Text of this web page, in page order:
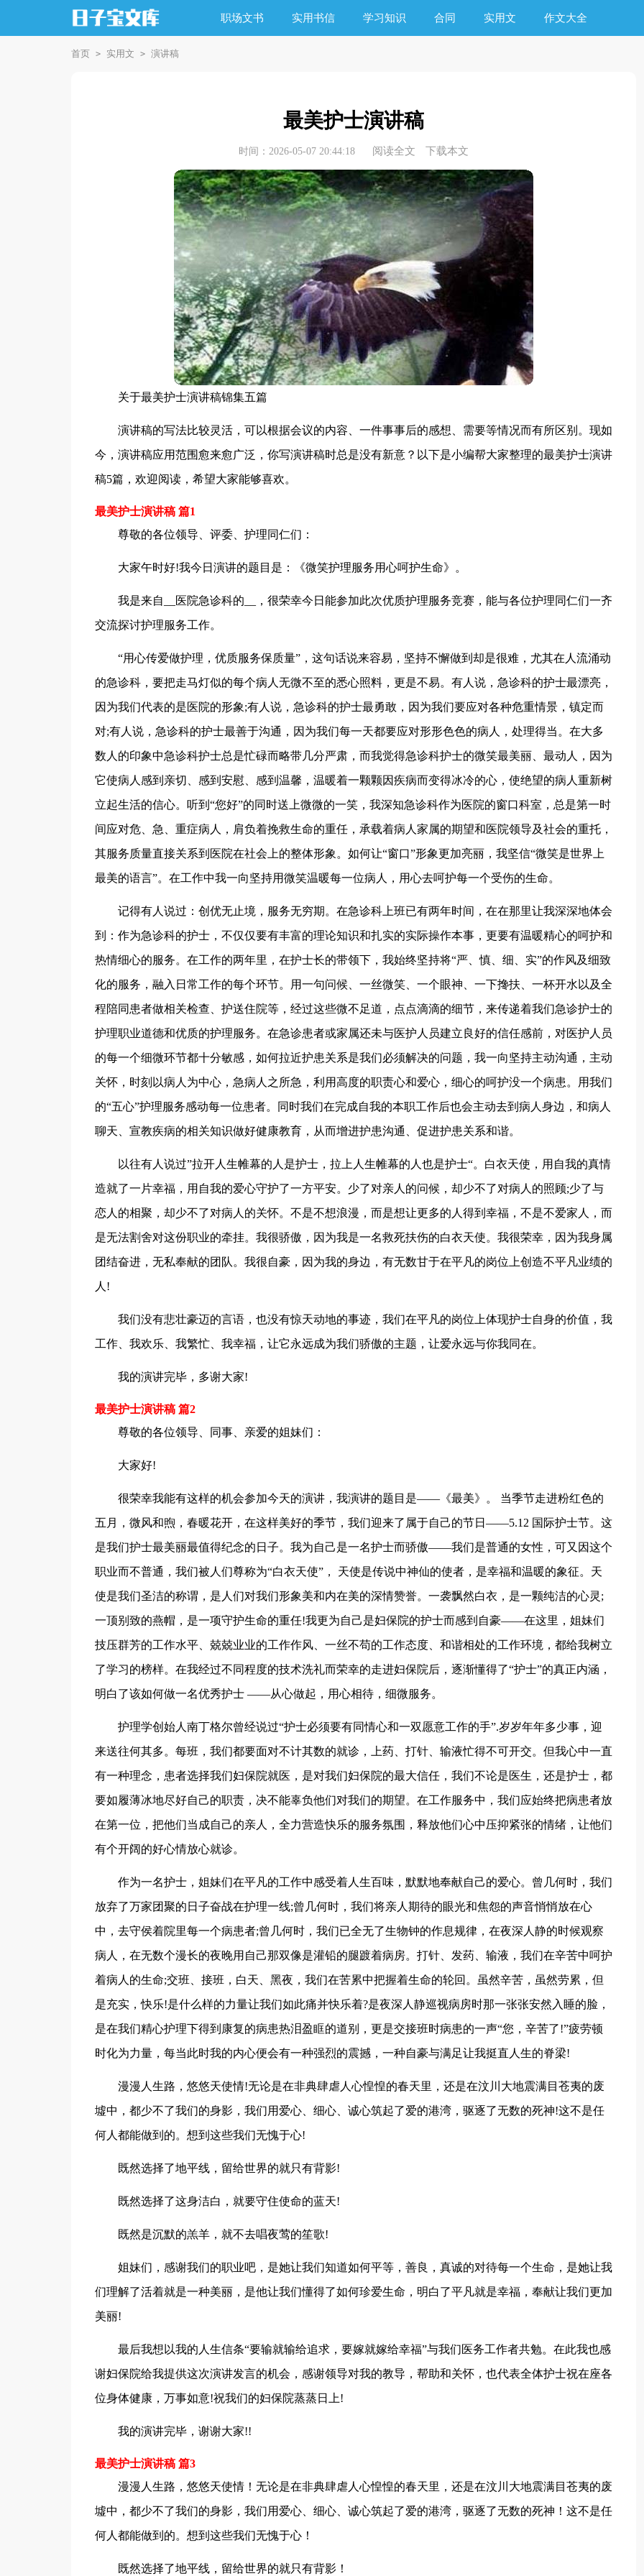
职场文书 实用书信 学习知识 合同 实用文 作文大全
首页 > 实用文 > 演讲稿
最美护士演讲稿
时间：2026-05-07 20:44:18 阅读全文 下载本文
关于最美护士演讲稿锦集五篇
演讲稿的写法比较灵活，可以根据会议的内容、一件事事后的感想、需要等情况而有所区别。现如
今，演讲稿应用范围愈来愈广泛，你写演讲稿时总是没有新意？以下是小编帮大家整理的最美护士演讲
稿5篇，欢迎阅读，希望大家能够喜欢。
最美护士演讲稿 篇1
尊敬的各位领导、评委、护理同仁们：
大家午时好!我今日演讲的题目是：《微笑护理服务用心呵护生命》。
我是来自__医院急诊科的__，很荣幸今日能参加此次优质护理服务竞赛，能与各位护理同仁们一齐
交流探讨护理服务工作。
“用心传爱做护理，优质服务保质量”，这句话说来容易，坚持不懈做到却是很难，尤其在人流涌动
的急诊科，要把走马灯似的每个病人无微不至的悉心照料，更是不易。有人说，急诊科的护士最漂亮，
因为我们代表的是医院的形象;有人说，急诊科的护士最勇敢，因为我们要应对各种危重情景，镇定而
对;有人说，急诊科的护士最善于沟通，因为我们每一天都要应对形形色色的病人，处理得当。在大多
数人的印象中急诊科护士总是忙碌而略带几分严肃，而我觉得急诊科护士的微笑最美丽、最动人，因为
它使病人感到亲切、感到安慰、感到温馨，温暖着一颗颗因疾病而变得冰冷的心，使绝望的病人重新树
立起生活的信心。听到“您好”的同时送上微微的一笑，我深知急诊科作为医院的窗口科室，总是第一时
间应对危、急、重症病人，肩负着挽救生命的重任，承载着病人家属的期望和医院领导及社会的重托，
其服务质量直接关系到医院在社会上的整体形象。如何让“窗口”形象更加亮丽，我坚信“微笑是世界上
最美的语言”。在工作中我一向坚持用微笑温暖每一位病人，用心去呵护每一个受伤的生命。
记得有人说过：创优无止境，服务无穷期。在急诊科上班已有两年时间，在在那里让我深深地体会
到：作为急诊科的护士，不仅仅要有丰富的理论知识和扎实的实际操作本事，更要有温暖精心的呵护和
热情细心的服务。在工作的两年里，在护士长的带领下，我始终坚持将“严、慎、细、实”的作风及细致
化的服务，融入日常工作的每个环节。用一句问候、一丝微笑、一个眼神、一下搀扶、一杯开水以及全
程陪同患者做相关检查、护送住院等，经过这些微不足道，点点滴滴的细节，来传递着我们急诊护士的
护理职业道德和优质的护理服务。在急诊患者或家属还未与医护人员建立良好的信任感前，对医护人员
的每一个细微环节都十分敏感，如何拉近护患关系是我们必须解决的问题，我一向坚持主动沟通，主动
关怀，时刻以病人为中心，急病人之所急，利用高度的职责心和爱心，细心的呵护没一个病患。用我们
的“五心”护理服务感动每一位患者。同时我们在完成自我的本职工作后也会主动去到病人身边，和病人
聊天、宣教疾病的相关知识做好健康教育，从而增进护患沟通、促进护患关系和谐。
以往有人说过”拉开人生帷幕的人是护士，拉上人生帷幕的人也是护士“。白衣天使，用自我的真情
造就了一片幸福，用自我的爱心守护了一方平安。少了对亲人的问候，却少不了对病人的照顾;少了与
恋人的相聚，却少不了对病人的关怀。不是不想浪漫，而是想让更多的人得到幸福，不是不爱家人，而
是无法割舍对这份职业的牵挂。我很骄傲，因为我是一名救死扶伤的白衣天使。我很荣幸，因为我身属
团结奋进，无私奉献的团队。我很自豪，因为我的身边，有无数甘于在平凡的岗位上创造不平凡业绩的
人!
我们没有悲壮豪迈的言语，也没有惊天动地的事迹，我们在平凡的岗位上体现护士自身的价值，我
工作、我欢乐、我繁忙、我幸福，让它永远成为我们骄傲的主题，让爱永远与你我同在。
我的演讲完毕，多谢大家!
最美护士演讲稿 篇2
尊敬的各位领导、同事、亲爱的姐妹们：
大家好!
很荣幸我能有这样的机会参加今天的演讲，我演讲的题目是——《最美》。 当季节走进粉红色的
五月，微风和煦，春暖花开，在这样美好的季节，我们迎来了属于自己的节日——5.12 国际护士节。这
是我们护士最美丽最值得纪念的日子。我为自己是一名护士而骄傲——我们是普通的女性，可又因这个
职业而不普通，我们被人们尊称为“白衣天使”， 天使是传说中神仙的使者，是幸福和温暖的象征。天
使是我们圣洁的称谓，是人们对我们形象美和内在美的深情赞誉。一袭飘然白衣，是一颗纯洁的心灵;
一顶别致的燕帽，是一项守护生命的重任!我更为自己是妇保院的护士而感到自豪——在这里，姐妹们
技压群芳的工作水平、兢兢业业的工作作风、一丝不苟的工作态度、和谐相处的工作环境，都给我树立
了学习的榜样。在我经过不同程度的技术洗礼而荣幸的走进妇保院后，逐渐懂得了“护士”的真正内涵，
明白了该如何做一名优秀护士 ——从心做起，用心相待，细微服务。
护理学创始人南丁格尔曾经说过“护士必须要有同情心和一双愿意工作的手”.岁岁年年多少事，迎
来送往何其多。每班，我们都要面对不计其数的就诊，上药、打针、输液忙得不可开交。但我心中一直
有一种理念，患者选择我们妇保院就医，是对我们妇保院的最大信任，我们不论是医生，还是护士，都
要如履薄冰地尽好自己的职责，决不能辜负他们对我们的期望。在工作服务中，我们应始终把病患者放
在第一位，把他们当成自己的亲人，全力营造快乐的服务氛围，释放他们心中压抑紧张的情绪，让他们
有个开阔的好心情放心就诊。
作为一名护士，姐妹们在平凡的工作中感受着人生百味，默默地奉献自己的爱心。曾几何时，我们
放弃了万家团聚的日子奋战在护理一线;曾几何时，我们将亲人期待的眼光和焦怨的声音悄悄放在心
中，去守侯着院里每一个病患者;曾几何时，我们已全无了生物钟的作息规律，在夜深人静的时候观察
病人，在无数个漫长的夜晚用自己那双像是灌铅的腿踱着病房。打针、发药、输液，我们在辛苦中呵护
着病人的生命;交班、接班，白天、黑夜，我们在苦累中把握着生命的轮回。虽然辛苦，虽然劳累，但
是充实，快乐!是什么样的力量让我们如此痛并快乐着?是夜深人静巡视病房时那一张张安然入睡的脸，
是在我们精心护理下得到康复的病患热泪盈眶的道别，更是交接班时病患的一声“您，辛苦了!”疲劳顿
时化为力量，每当此时我的内心便会有一种强烈的震撼，一种自豪与满足让我挺直人生的脊梁!
漫漫人生路，悠悠天使情!无论是在非典肆虐人心惶惶的春天里，还是在汶川大地震满目苍夷的废
墟中，都少不了我们的身影，我们用爱心、细心、诚心筑起了爱的港湾，驱逐了无数的死神!这不是任
何人都能做到的。想到这些我们无愧于心!
既然选择了地平线，留给世界的就只有背影!
既然选择了这身洁白，就要守住使命的蓝天!
既然是沉默的羔羊，就不去唱夜莺的笙歌!
姐妹们，感谢我们的职业吧，是她让我们知道如何平等，善良，真诚的对待每一个生命，是她让我
们理解了活着就是一种美丽，是他让我们懂得了如何珍爱生命，明白了平凡就是幸福，奉献让我们更加
美丽!
最后我想以我的人生信条“要输就输给追求，要嫁就嫁给幸福”与我们医务工作者共勉。在此我也感
谢妇保院给我提供这次演讲发言的机会，感谢领导对我的教导，帮助和关怀，也代表全体护士祝在座各
位身体健康，万事如意!祝我们的妇保院蒸蒸日上!
我的演讲完毕，谢谢大家!!
最美护士演讲稿 篇3
漫漫人生路，悠悠天使情！无论是在非典肆虐人心惶惶的春天里，还是在汶川大地震满目苍夷的废
墟中，都少不了我们的身影，我们用爱心、细心、诚心筑起了爱的港湾，驱逐了无数的死神！这不是任
何人都能做到的。想到这些我们无愧于心！
既然选择了地平线，留给世界的就只有背影！